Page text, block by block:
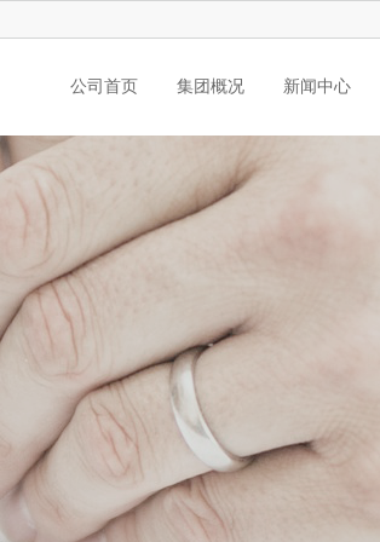
公司首页 集团概况 新闻中心